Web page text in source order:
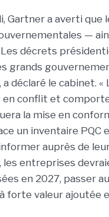
Gartner a averti
—
Les décrets
grands
déclaré le cabinet.
conflit et
la mise en
un inventaire PQC
auprès de
les entreprises
en 2027, passer
forte valeur ajoutée